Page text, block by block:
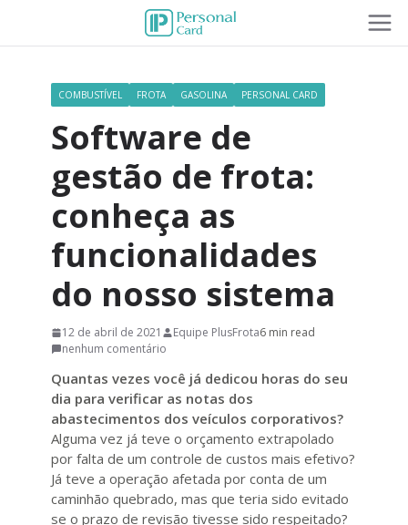
COMBUSTÍVEL FROTA GASOLINA PERSONAL CARD
Software de
gestão de frota:
conheça as
funcionalidades
do nosso sistema
12 de abril de 2021 Equipe PlusFrota6 min read
nenhum comentário
Quantas vezes você já dedicou horas do seu
dia para verificar as notas dos
abastecimentos dos veículos corporativos?
Alguma vez já teve o orçamento extrapolado
por falta de um controle de custos mais efetivo?
Já teve a operação afetada por conta de um
caminhão quebrado, mas que teria sido evitado
se o prazo de revisão tivesse sido respeitado?